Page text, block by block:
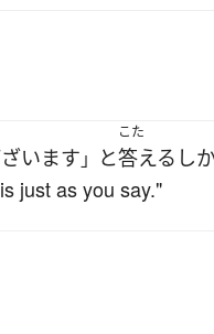
います 」 と
こた
答える し
just as you say."